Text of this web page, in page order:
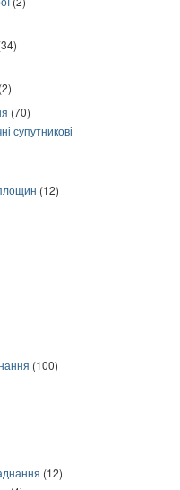
(2)
(70)
супутникові
(12)
(100)
(12)